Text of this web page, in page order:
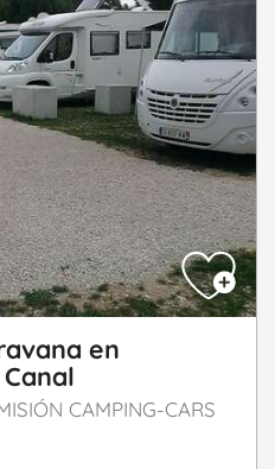
en
CAMPING-CARS